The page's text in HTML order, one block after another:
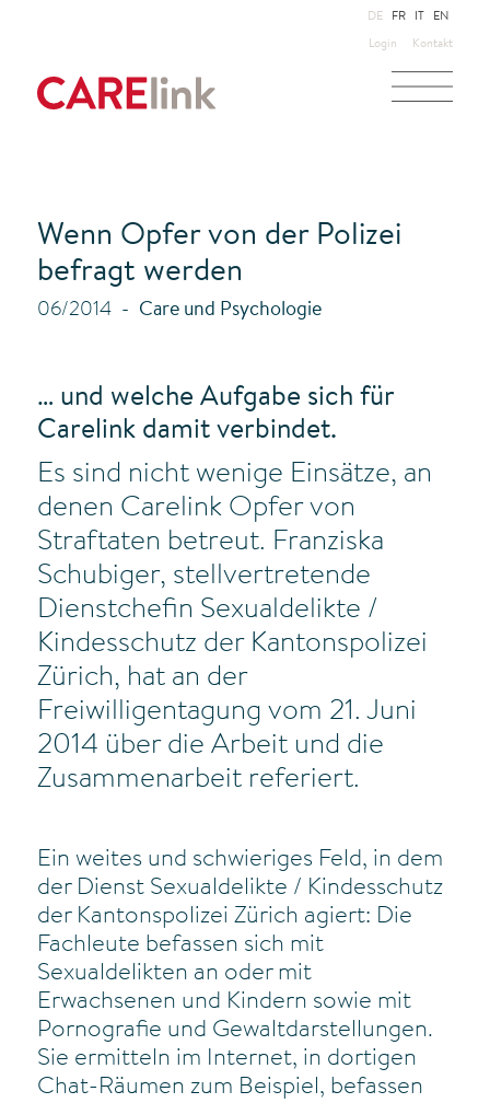
Login Kontakt
DE FR EN
Wenn Opfer von der Polizei
befragt werden
06/2014 Care und Psychologie
… und welche Aufgabe sich für
Carelink damit verbindet.
Es sind nicht wenige Einsätze, an
denen Carelink Opfer von
Straftaten betreut. Franziska
Schubiger, stellvertretende
Dienstchefin Sexualdelikte /
Kindesschutz der Kantonspolizei
Zürich, hat an der
Freiwilligentagung vom 21. Juni
2014 über die Arbeit und die
Zusammenarbeit referiert.
Ein weites und schwieriges Feld, in dem
der Dienst Sexualdelikte / Kindesschutz
der Kantonspolizei Zürich agiert: Die
Fachleute befassen sich mit
Sexualdelikten an oder mit
Erwachsenen und Kindern sowie mit
Pornografie und Gewaltdarstellungen.
Sie ermitteln im Internet, in dortigen
Chat-Räumen zum Beispiel, befassen